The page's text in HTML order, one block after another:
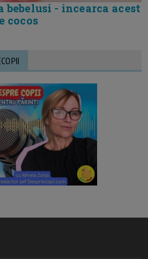
bebelusi - incearca acest
cocos